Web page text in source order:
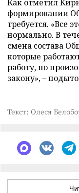
Как отметил
формировании
требуется. «Все
нормально. В
смена состава
которые
работу, но
закону», –
Текст: Олеся